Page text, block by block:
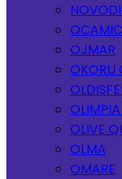
OJMAR
OKORU
OLIVE
OLMA
OMARE